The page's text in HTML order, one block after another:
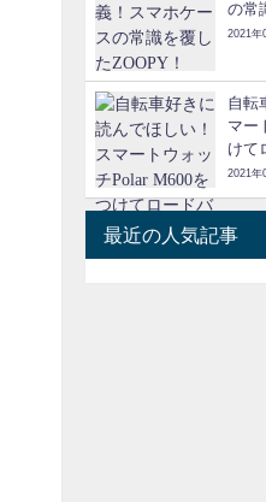
の常
2021年
自転
マー
けて
2021年
最近の人気記事